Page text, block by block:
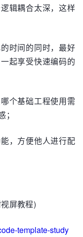
辑耦合太深，这样
时间的同时，最好
起享受快速编码的
个基础工程使用需
，方便他人进行配
屏教程)
template-study